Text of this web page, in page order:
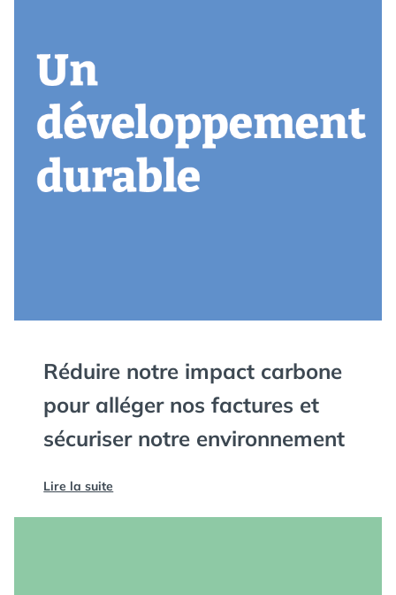
Réduire notre impact carbone
pour alléger nos factures et
sécuriser notre environnement
Lire la suite